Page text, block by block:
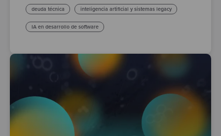
deuda técnica inteligencia artificial y sistemas legacy
IA en desarrollo de software